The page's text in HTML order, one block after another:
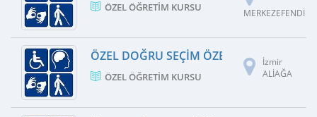
ÖZEL ÖĞRETIM KURSU
MERKEZEFENDİ
ÖZEL DOĞRU SEÇIM ÖZEL ÖĞRETIM
ÖZEL ÖĞRETIM KURSU
İzmir
ALİAĞA